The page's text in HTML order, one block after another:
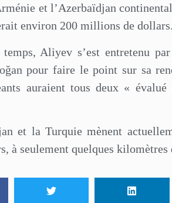
et l’Azerbaïdjan
environ 200 millions de dollars.
temps, Aliyev s’est entretenu
pour faire le point sur sa
auraient tous deux «
et la Turquie mènent
à seulement quelques